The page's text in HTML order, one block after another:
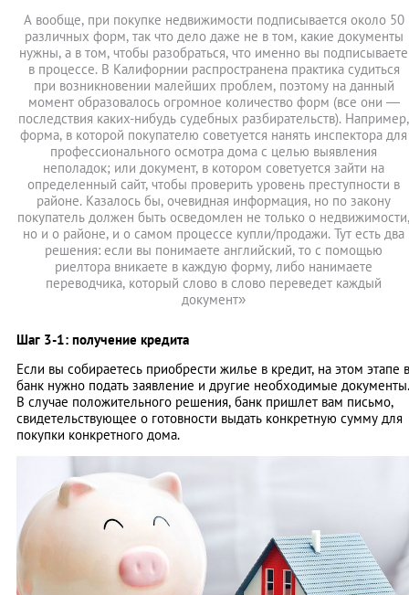
А вообще, при покупке недвижимости подписывается около 50
различных форм, так что дело даже не в том, какие документы
нужны, а в том, чтобы разобраться, что именно вы подписываете
в процессе. В Калифорнии распространена практика судиться
при возникновении малейших проблем, поэтому на данный
момент образовалось огромное количество форм (все они —
последствия каких-нибудь судебных разбирательств). Например,
форма, в которой покупателю советуется нанять инспектора для
профессионального осмотра дома с целью выявления
неполадок; или документ, в котором советуется зайти на
определенный сайт, чтобы проверить уровень преступности в
районе. Казалось бы, очевидная информация, но по закону
покупатель должен быть осведомлен не только о недвижимости,
но и о районе, и о самом процессе купли/продажи. Тут есть два
решения: если вы понимаете английский, то с помощью
риелтора вникаете в каждую форму, либо нанимаете
переводчика, который слово в слово переведет каждый
документ»
Шаг 3-1: получение кредита
Если вы собираетесь приобрести жилье в кредит, на этом этапе в
банк нужно подать заявление и другие необходимые документы.
В случае положительного решения, банк пришлет вам письмо,
свидетельствующее о готовности выдать конкретную сумму для
покупки конкретного дома.